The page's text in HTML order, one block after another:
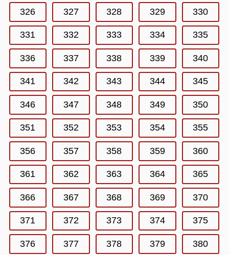
326 327 328 329 330
331 332 333 334 335
336 337 338 339 340
341 342 343 344 345
346 347 348 349 350
351 352 353 354 355
356 357 358 359 360
361 362 363 364 365
366 367 368 369 370
371 372 373 374 375
376 377 378 379 380